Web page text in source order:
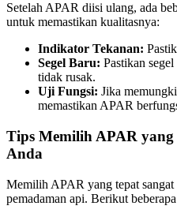
Setelah APAR diisi ulang, ada
untuk memastikan kualitasnya:
Indikator Tekanan:
Segel Baru: Pastikan
tidak rusak.
Uji Fungsi: Jika
memastikan APAR
Tips Memilih APAR
Anda
Memilih APAR yang tepat
pemadaman api. Berikut